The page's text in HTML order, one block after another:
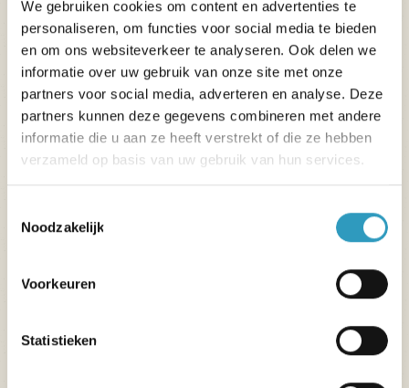
We gebruiken cookies om content en advertenties te
personaliseren, om functies voor social media te bieden
en om ons websiteverkeer te analyseren. Ook delen we
informatie over uw gebruik van onze site met onze
partners voor social media, adverteren en analyse. Deze
partners kunnen deze gegevens combineren met andere
informatie die u aan ze heeft verstrekt of die ze hebben
verzameld op basis van uw gebruik van hun services.
Noodzakelijk
Voorkeuren
Statistieken